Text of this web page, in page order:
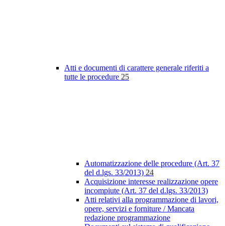
Atti e documenti di carattere generale riferiti a
tutte le procedure 25
Automatizzazione delle procedure (Art. 37
del d.lgs. 33/2013) 24
Acquisizione interesse realizzazione opere
incompiute (Art. 37 del d.lgs. 33/2013)
Atti relativi alla programmazione di lavori,
opere, servizi e forniture / Mancata
redazione programmazione